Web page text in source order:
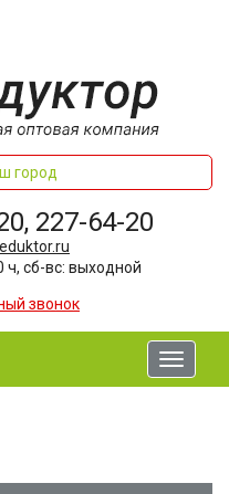
город
227-64-20
ч, сб-вс: выходной
звонок
Toggle